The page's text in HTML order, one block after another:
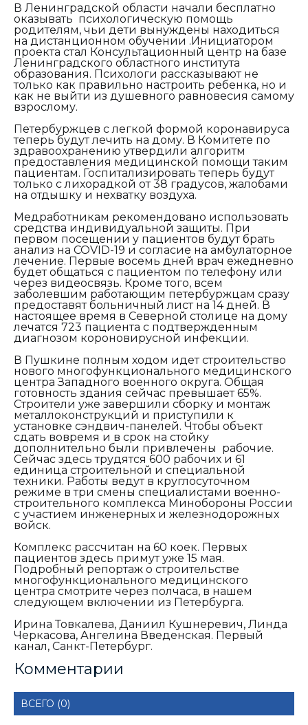
В Ленинградской области начали бесплатно
оказывать психологическую помощь
родителям, чьи дети вынуждены находиться
на дистанционном обучении .Инициатором
проекта стал Консультационный центр на базе
Ленинградского областного института
образования. Психологи рассказывают не
только как правильно настроить ребенка, но и
как не выйти из душевного равновесия самому
взрослому.
Петербуржцев с легкой формой коронавируса
теперь будут лечить на дому. В Комитете по
здравоохранению утвердили алгоритм
предоставления медицинской помощи таким
пациентам. Госпитализировать теперь будут
только с лихорадкой от 38 градусов, жалобами
на отдышку и нехватку воздуха.
Медработникам рекомендовано использовать
средства индивидуальной защиты. При
первом посещении у пациентов будут брать
анализ на COVID-19 и согласие на амбулаторное
лечение. Первые восемь дней врач ежедневно
будет общаться с пациентом по телефону или
через видеосвязь. Кроме того, всем
заболевшим работающим петербуржцам сразу
предоставят больничный лист на 14 дней. В
настоящее время в Северной столице на дому
лечатся 723 пациента с подтвержденным
диагнозом короновирусной инфекции.
В Пушкине полным ходом идет строительство
нового многофункционального медицинского
центра Западного военного округа. Общая
готовность здания сейчас превышает 65%.
Строители уже завершили сборку и монтаж
металлоконструкций и приступили к
установке сэндвич-панелей. Чтобы объект
сдать вовремя и в срок на стойку
дополнительно были привлечены рабочие.
Сейчас здесь трудятся 600 рабочих и 61
единица строительной и специальной
техники. Работы ведут в круглосуточном
режиме в три смены специалистами военно-
строительного комплекса Минобороны России
с участием инженерных и железнодорожных
войск.
Комплекс рассчитан на 60 коек. Первых
пациентов здесь примут уже 15 мая.
Подробный репортаж о строительстве
многофункционального медицинского
центра смотрите через полчаса, в нашем
следующем включении из Петербурга.
Ирина Товкалева, Даниил Кушнеревич, Линда
Черкасова, Ангелина Введенская. Первый
канал, Санкт-Петербург.
Комментарии
ВСЕГО (0)